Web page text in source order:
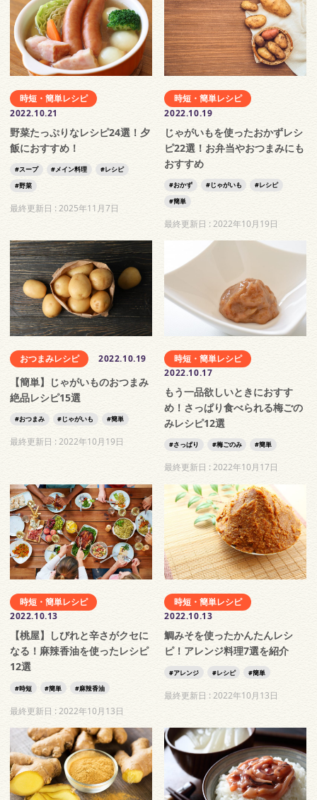
時短・簡単レシピ
2022.10.21
野菜たっぷりなレシピ24選！夕
飯におすすめ！
スープ メイン料理
レシピ
野菜
最終更新日 :2025年11月7日
時短・簡単レシピ
2022.10.19
じゃがいもを使ったおかずレシ
ピ22選！お弁当やおつまみにも
おすすめ
おかず じゃがいも
レシピ
簡単
最終更新日 :2022年10月19日
おつまみレシピ 2022.10.19
【簡単】じゃがいものおつまみ
絶品レシピ15選
おつまみ じゃがいも 簡単
最終更新日 :2022年10月19日
時短・簡単レシピ
2022.10.17
もう一品欲しいときにおすす
め！さっぱり食べられる梅ごの
みレシピ12選
さっぱり 梅ごのみ 簡単
最終更新日 :2022年10月17日
時短・簡単レシピ
2022.10.13
【桃屋】しびれと辛さがクセに
なる！麻辣香油を使ったレシピ
12選
時短 簡単 麻辣香油
最終更新日 :2022年10月13日
時短・簡単レシピ
2022.10.13
鯛みそを使ったかんたんレシ
ピ！アレンジ料理7選を紹介
アレンジ レシピ 簡単
最終更新日 :2022年10月13日